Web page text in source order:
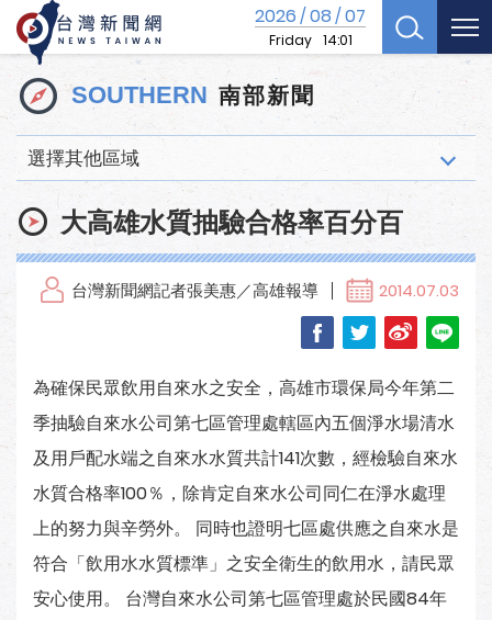
2026/08/07
Friday 14:01
SOUTHERN 南部新聞
選擇其他區域
大高雄水質抽驗合格率百分百
台灣新聞網記者張美惠／高雄報導 2014.07.03
為確保民眾飲用自來水之安全，高雄市環保局今年第二
季抽驗自來水公司第七區管理處轄區內五個淨水場清水
及用戶配水端之自來水水質共計141次數，經檢驗自來水
水質合格率100％，除肯定自來水公司同仁在淨水處理
上的努力與辛勞外。 同時也證明七區處供應之自來水是
符合「飲用水水質標準」之安全衛生的飲用水，請民眾
安心使用。 台灣自來水公司第七區管理處於民國84年